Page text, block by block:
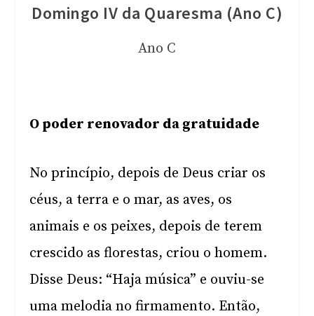
Domingo IV da Quaresma (Ano C)
Ano C
O poder renovador da gratuidade
No princípio, depois de Deus criar os
céus, a terra e o mar, as aves, os
animais e os peixes, depois de terem
crescido as florestas, criou o homem.
Disse Deus: “Haja música” e ouviu-se
uma melodia no firmamento. Então,